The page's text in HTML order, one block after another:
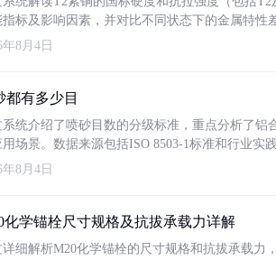
标及影响因素，并对比不同状态下的金属特性
年8月4日
都有多少目
统介绍了喷砂目数的分级标准，重点分析了铝
用场景。数据来源包括ISO 8503-1标准和行业实
年8月4日
化学锚栓尺寸规格及抗拔承载力详解
详细解析M20化学锚栓的尺寸规格和抗拔承载力